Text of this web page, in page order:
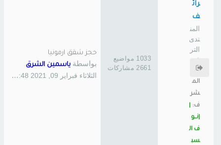
رائ
ف
المن
تدى
التر
فيه
ي
الم
شر
ف:
|نــو
ف ال
سب
1033 مواضيع
2661 مشاركات
حجز شقق ارمونيا
بواسطة ياسمين الشرق
الثلاثاء فبراير 09, 2021 12:48 pm